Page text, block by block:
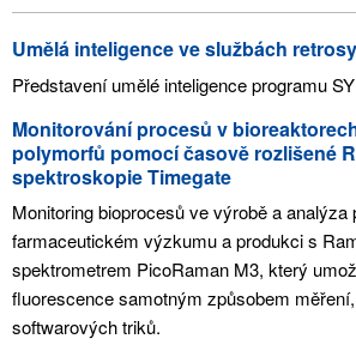
Umělá inteligence ve službách
Představení umělé inteligence programu
Monitorování procesů v
polymorfů pomocí časově rozlišené
spektroskopie Timegate
Monitoring bioprocesů ve výrobě a analýza
farmaceutickém výzkumu a produkci s
spektrometrem PicoRaman M3, který
fluorescence samotným způsobem
softwarových triků.